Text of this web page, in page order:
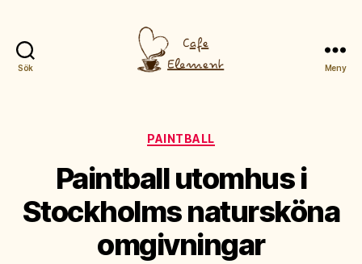
Sök Meny
Kategorier
PAINTBALL
Paintball utomhus i
Stockholms natursköna
omgivningar